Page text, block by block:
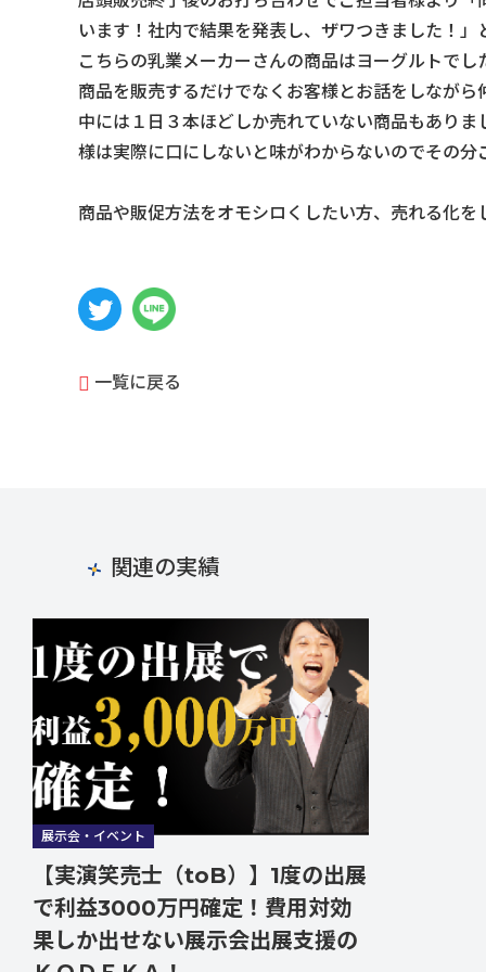
います！社内で結果を発表し、ザワつきました！
こちらの乳業メーカーさんの商品はヨーグルトで
商品を販売するだけでなくお客様とお話をしなが
中には１日３本ほどしか売れていない商品もあり
様は実際に口にしないと味がわからないのでその
商品や販促方法をオモシロくしたい方、売れる化
一覧に戻る
関連の実績
展示会・イベント
【実演笑売士（toB）】1度の出展
で利益3000万円確定！費用対効
果しか出せない展示会出展支援の